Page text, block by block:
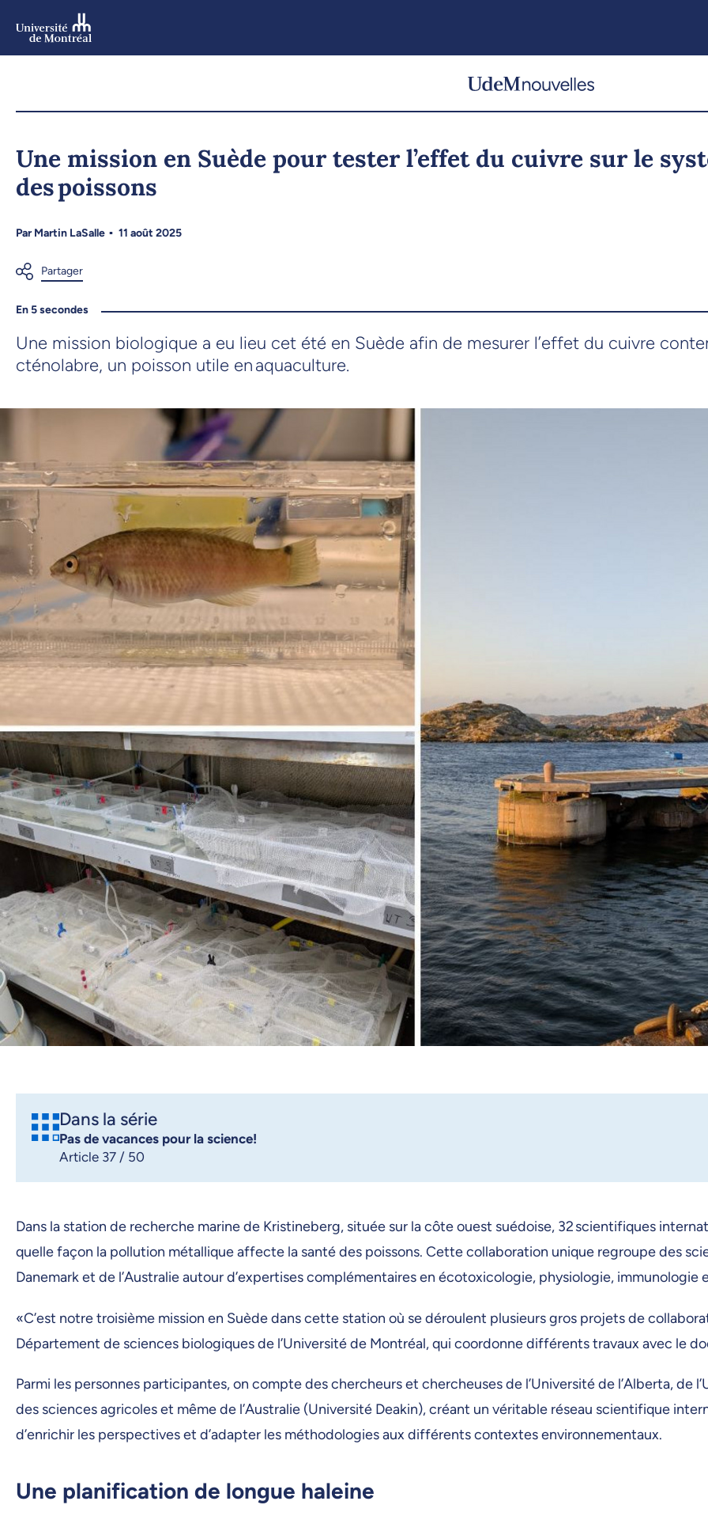
Une mission en Suède pour tester l’effet du cuivre sur le
des poissons
ParMartin LaSalle 11 août 2025
En 5 secondes
Une mission biologique a eu lieu cet été en Suède afin de mesurer l’effet du cuivre
cténolabre, un poisson utile en aquaculture.
Dans la série
Pas de vacances pour la science!
Article 37 / 50
Dans la station de recherche marine de Kristineberg, située sur la côte ouest suédoise, 32 scientifiques
quelle façon la pollution métallique affecte la santé des poissons. Cette collaboration unique regroupe des
Danemark et de l’Australie autour d’expertises complémentaires en écotoxicologie, physiologie,
«C’est notre troisième mission en Suède dans cette station où se déroulent plusieurs gros projets de
Département de sciences biologiques de l’Université de Montréal, qui coordonne différents travaux avec le
Parmi les personnes participantes, on compte des chercheurs et chercheuses de l’Université de l’Alberta, de
des sciences agricoles et même de l’Australie (Université Deakin), créant un véritable réseau scientifique
d’enrichir les perspectives et d’adapter les méthodologies aux différents contextes environnementaux.
Une planification de longue haleine